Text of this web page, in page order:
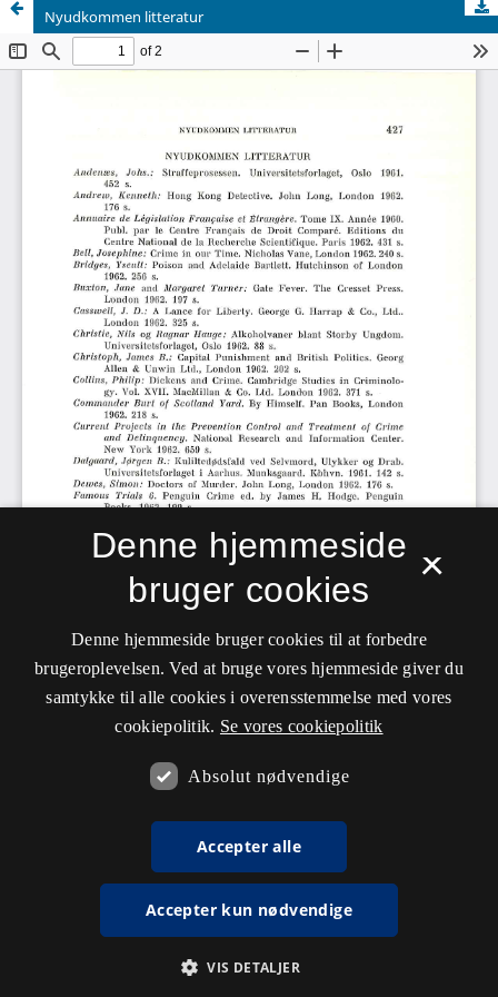
Nyudkommen litteratur
×
Denne hjemmeside
bruger cookies
Denne hjemmeside bruger cookies til at forbedre
brugeroplevelsen. Ved at bruge vores hjemmeside giver du
samtykke til alle cookies i overensstemmelse med vores
cookiepolitik. Se vores cookiepolitik
Absolut nødvendige
Accepter alle
Accepter kun nødvendige
VIS DETALJER